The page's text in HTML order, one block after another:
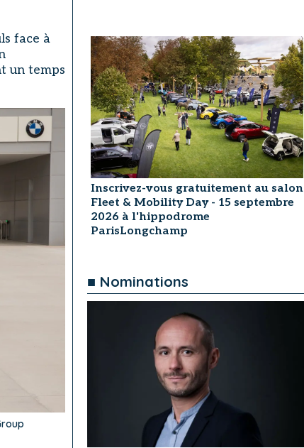
face à
un temps
Inscrivez-vous gratuitement au salon
Fleet & Mobility Day - 15 septembre
2026 à l'hippodrome
ParisLongchamp
■ Nominations